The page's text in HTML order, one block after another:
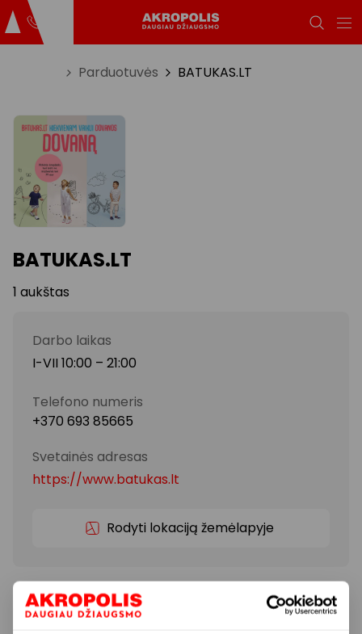
Parduotuvės BATUKAS.LT
BATUKAS.LT
1 aukštas
Darbo laikas
I-VII 10:00 – 21:00
Telefono numeris
+370 693 85665
Svetainės adresas
https://www.batukas.lt
Rodyti lokaciją žemėlapyje
BATUKAS – ortopedinės ir profilaktinės avalynės bei
aksesuarų parduotuvė vaikams. Ypatingas dėmesys